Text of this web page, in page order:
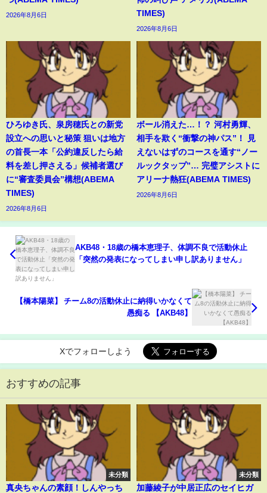
2026年8月6日
TIMES)
2026年8月6日
ひろゆき氏、泉房穂氏との新党
設立への思いと秘策 狙いは地方
の首長一本「公約違反したら給
料を差し押さえる」候補者選び
に“審査委員会”構想(ABEMA
TIMES)
2026年8月6日
ボール消えた…！？ 河村勇輝、
相手を欺く“衝撃の神パス”！ 見
えないはずのコースを通す“ノー
ルックタップ”… 完璧アシストに
アリーナ熱狂(ABEMA TIMES)
2026年8月6日
AKB48・18歳の橋本恵理子、体調不良で活動休止
「突然の発表になってしまい申し訳ありません」
【橋本陽菜】 チーム8の活動休止に納得いかなくて
愚痴る 【AKB48】
Xでフォローしよう
おすすめの記事
未分類
真央ちゃんの素顔！しんやっち
未分類
加藤綾子が中居正広のセイヒガ